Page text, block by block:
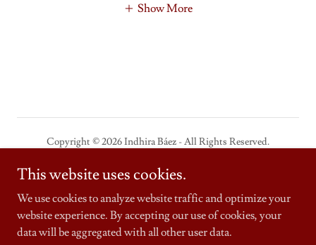
Show More
Copyright © 2026 Indhira Báez - All Rights Reserved.
Powered by
Política de privacidad
This website uses cookies.
We use cookies to analyze website traffic and optimize your
website experience. By accepting our use of cookies, your
data will be aggregated with all other user data.